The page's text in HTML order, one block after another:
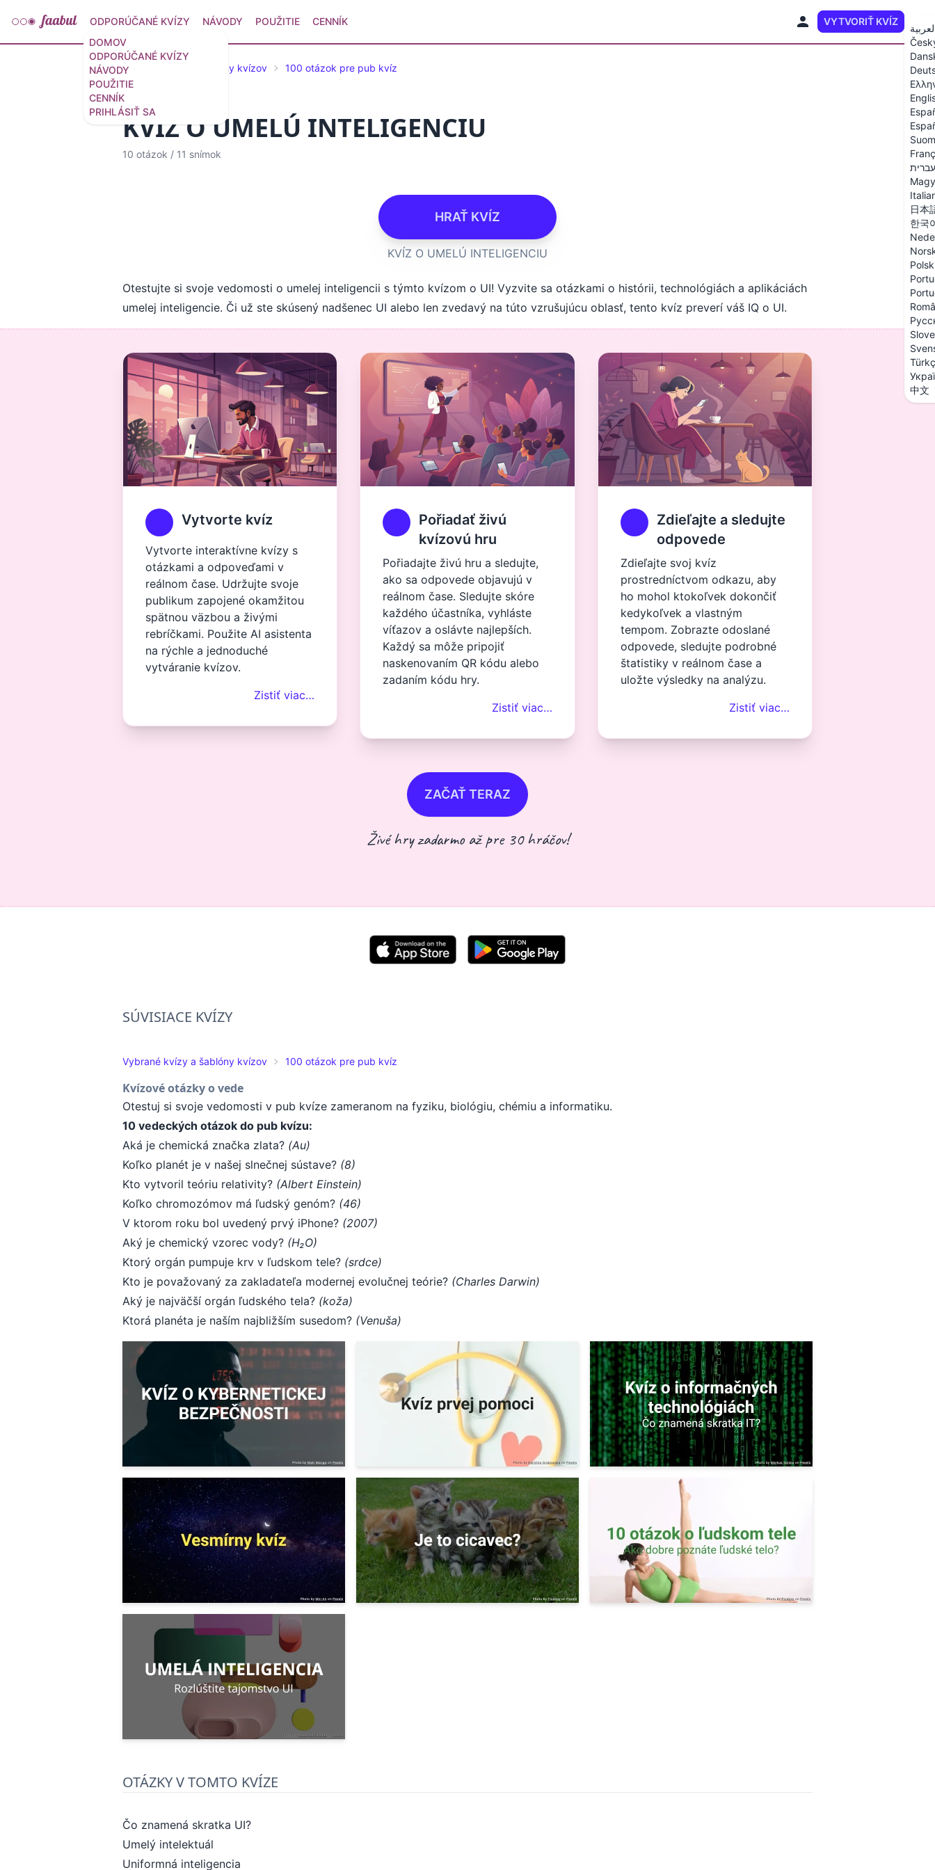
DOMOV
ODPORÚČANÉ KVÍZY
NÁVODY
POUŽITIE
CENNÍK
PRIHLÁSIŤ SA
ODPORÚČANÉ KVÍZY NÁVODY POUŽITIE CENNÍK VYTVORIŤ KVÍZ
עברית
日本
한국
中文
Vybrané kvízy a šablóny kvízov 100 otázok pre pub kvíz
KVÍZ O UMELÚ INTELIGENCIU
10 otázok / 11 snímok
HRAŤ KVÍZ
KVÍZ O UMELÚ INTELIGENCIU
Otestujte si svoje vedomosti o umelej inteligencii s týmto kvízom o UI! Vyzvite sa otázkami o histórii, technológiách a aplikáciách
umelej inteligencie. Či už ste skúsený nadšenec UI alebo len zvedavý na túto vzrušujúcu oblasť, tento kvíz preverí váš IQ o UI.
Vytvorte kvíz
Vytvorte interaktívne kvízy s
otázkami a odpoveďami v
reálnom čase. Udržujte svoje
publikum zapojené okamžitou
spätnou väzbou a živými
rebríčkami. Použite AI asistenta
na rýchle a jednoduché
vytváranie kvízov.
Zistiť viac…
Pořiadať živú
kvízovú hru
Pořiadajte živú hru a sledujte,
ako sa odpovede objavujú v
reálnom čase. Sledujte skóre
každého účastníka, vyhláste
víťazov a oslávte najlepších.
Každý sa môže pripojiť
naskenovaním QR kódu alebo
zadaním kódu hry.
Zistiť viac…
Zdieľajte a sledujte
odpovede
Zdieľajte svoj kvíz
prostredníctvom odkazu, aby
ho mohol ktokoľvek dokončiť
kedykoľvek a vlastným
tempom. Zobrazte odoslané
odpovede, sledujte podrobné
štatistiky v reálnom čase a
uložte výsledky na analýzu.
Zistiť viac…
ZAČAŤ TERAZ
Živé hry zadarmo až pre 30 hráčov!
SÚVISIACE KVÍZY
Vybrané kvízy a šablóny kvízov 100 otázok pre pub kvíz
Kvízové otázky o vede
Otestuj si svoje vedomosti v pub kvíze zameranom na fyziku, biológiu, chémiu a informatiku.
10 vedeckých otázok do pub kvízu:
Aká je chemická značka zlata? (Au)
Koľko planét je v našej slnečnej sústave? (8)
Kto vytvoril teóriu relativity? (Albert Einstein)
Koľko chromozómov má ľudský genóm? (46)
V ktorom roku bol uvedený prvý iPhone? (2007)
Aký je chemický vzorec vody? (H₂O)
Ktorý orgán pumpuje krv v ľudskom tele? (srdce)
Kto je považovaný za zakladateľa modernej evolučnej teórie? (Charles Darwin)
Aký je najväčší orgán ľudského tela? (koža)
Ktorá planéta je naším najbližším susedom? (Venuša)
OTÁZKY V TOMTO KVÍZE
Čo znamená skratka UI?
Umelý intelektuál
Uniformná inteligencia